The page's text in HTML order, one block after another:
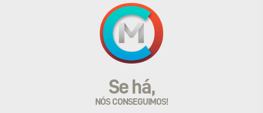
Se há,
NÓS CONSEGUIMOS!